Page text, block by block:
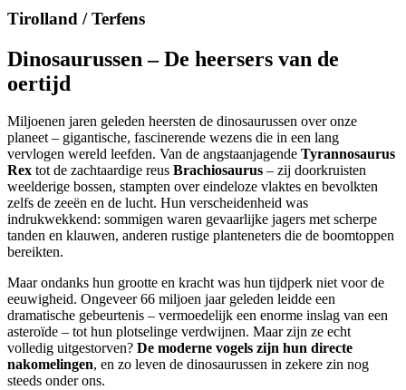
Tirolland / Terfens​
Dinosaurussen – De heersers van de
oertijd
Miljoenen jaren geleden heersten de dinosaurussen over onze
planeet – gigantische, fascinerende wezens die in een lang
vervlogen wereld leefden. Van de angstaanjagende Tyrannosaurus
Rex tot de zachtaardige reus Brachiosaurus – zij doorkruisten
weelderige bossen, stampten over eindeloze vlaktes en bevolkten
zelfs de zeeën en de lucht. Hun verscheidenheid was
indrukwekkend: sommigen waren gevaarlijke jagers met scherpe
tanden en klauwen, anderen rustige planteneters die de boomtoppen
bereikten.
Maar ondanks hun grootte en kracht was hun tijdperk niet voor de
eeuwigheid. Ongeveer 66 miljoen jaar geleden leidde een
dramatische gebeurtenis – vermoedelijk een enorme inslag van een
asteroïde – tot hun plotselinge verdwijnen. Maar zijn ze echt
volledig uitgestorven? De moderne vogels zijn hun directe
nakomelingen, en zo leven de dinosaurussen in zekere zin nog
steeds onder ons.